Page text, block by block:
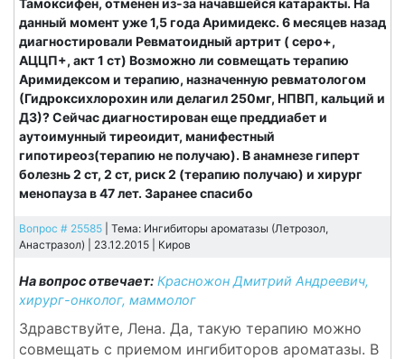
данный момент уже 1,5 года Аримидекс. 6 месяцев назад
диагностировали Ревматоидный артрит ( серо+,
АЦЦП+, акт 1 ст) Возможно ли совмещать терапию
Аримидексом и терапию, назначенную ревматологом
(Гидроксихлорохин или делагил 250мг, НПВП, кальций и
Д3)? Сейчас диагностирован еще преддиабет и
аутоимунный тиреоидит, манифестный
гипотиреоз(терапию не получаю). В анамнезе гиперт
болезнь 2 ст, 2 ст, риск 2 (терапию получаю) и хирург
менопауза в 47 лет. Заранее спасибо
Вопрос # 25585 | Тема: Ингибиторы ароматазы (Летрозол,
Анастразол) | 23.12.2015 | Киров
На вопрос отвечает: Красножон Дмитрий Андреевич,
хирург-онколог, маммолог
Здравствуйте, Лена. Да, такую терапию можно
совмещать с приемом ингибиторов ароматазы. В